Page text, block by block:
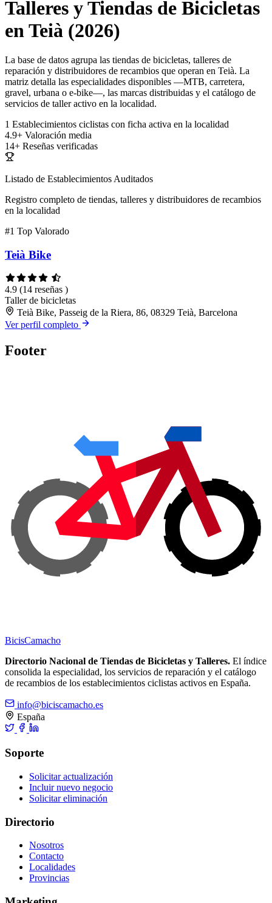
Talleres y Tiendas de Bicicletas
en Teià (2026)
La base de datos agrupa las tiendas de bicicletas, talleres de
reparación y distribuidores de recambios que operan en Teià. La
matriz detalla las especialidades disponibles —MTB, carretera,
gravel, urbana o e-bike—, las marcas distribuidas y el catálogo de
servicios de taller activo en la localidad.
1 Establecimientos ciclistas con ficha activa en la localidad
4.9+ Valoración media
14+ Reseñas verificadas
Listado de Establecimientos Auditados
Registro completo de tiendas, talleres y distribuidores de recambios
en la localidad
#1 Top Valorado
Teià Bike
4.9 (14 reseñas )
Taller de bicicletas
Teià Bike, Passeig de la Riera, 86, 08329 Teià, Barcelona
Ver perfil completo
Footer
BicisCamacho
Directorio Nacional de Tiendas de Bicicletas y Talleres. El índice
consolida la especialidad, los servicios de reparación y el catálogo
de recambios de los establecimientos ciclistas activos en España.
info@biciscamacho.es
España
Soporte
Solicitar actualización
Incluir nuevo negocio
Solicitar eliminación
Directorio
Nosotros
Contacto
Localidades
Provincias